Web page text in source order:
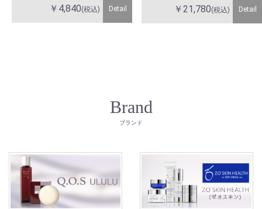
￥4,840(税込) Detail ￥21,780(税込) Detail
Brand
ブランド